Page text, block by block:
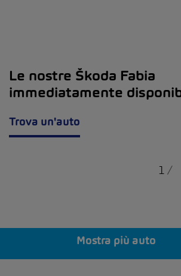
Le nostre Škoda Fabia
immediatamente
Trova un'auto
1 /
Mostra più auto